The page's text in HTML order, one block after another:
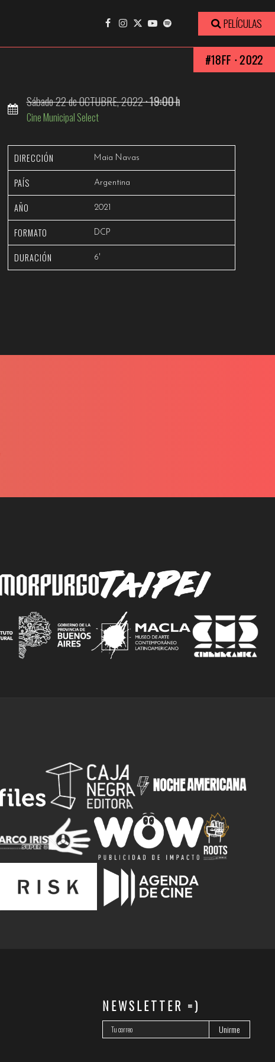
PELÍCULAS
#18FF · 2022
Ver trailer
Sábado22de OCTUBRE,2022· 19:00 h
Cine Municipal Select
DIRECCIÓN Maia Navas
PAÍS Argentina
AÑO 2021
FORMATO DCP
DURACIÓN 6'
NEWSLETTER =)